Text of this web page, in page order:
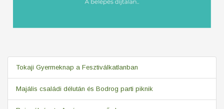
Tokaji Gyermeknap a Fesztiválkatlanban
Majális családi délután és Bodrog parti piknik